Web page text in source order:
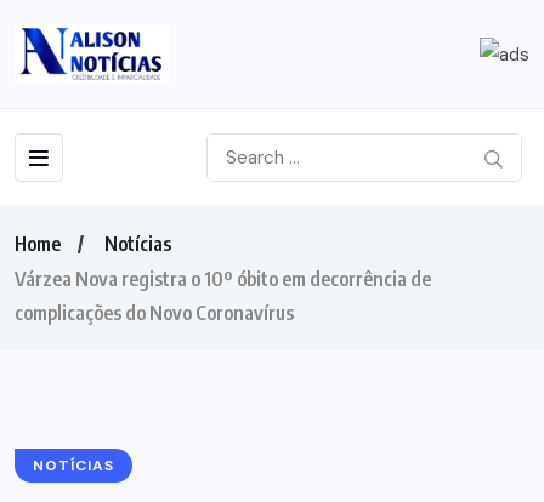
Home
Notícias
Várzea Nova registra o 10º óbito em decorrência de
complicações do Novo Coronavírus
NOTÍCIAS